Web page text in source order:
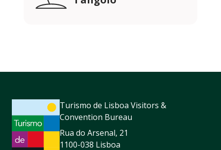
Turismo de Lisboa Visitors &
Convention Bureau
Rua do Arsenal, 21
1100-038 Lisboa